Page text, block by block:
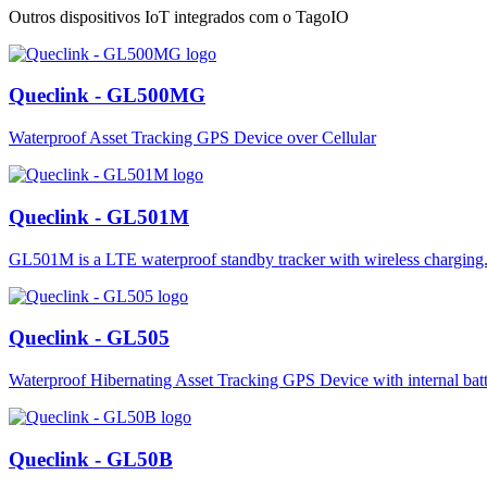
Outros dispositivos IoT integrados com o TagoIO
Queclink - GL500MG
Waterproof Asset Tracking GPS Device over Cellular
Queclink - GL501M
GL501M is a LTE waterproof standby tracker with wireless charging.
Queclink - GL505
Waterproof Hibernating Asset Tracking GPS Device with internal
Queclink - GL50B